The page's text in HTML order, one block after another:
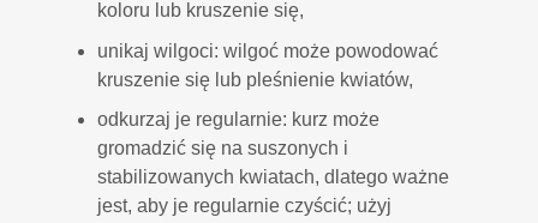
koloru lub kruszenie się,
unikaj wilgoci: wilgoć może powodować
kruszenie się lub pleśnienie kwiatów,
odkurzaj je regularnie: kurz może
gromadzić się na suszonych i
stabilizowanych kwiatach, dlatego ważne
jest, aby je regularnie czyścić; użyj